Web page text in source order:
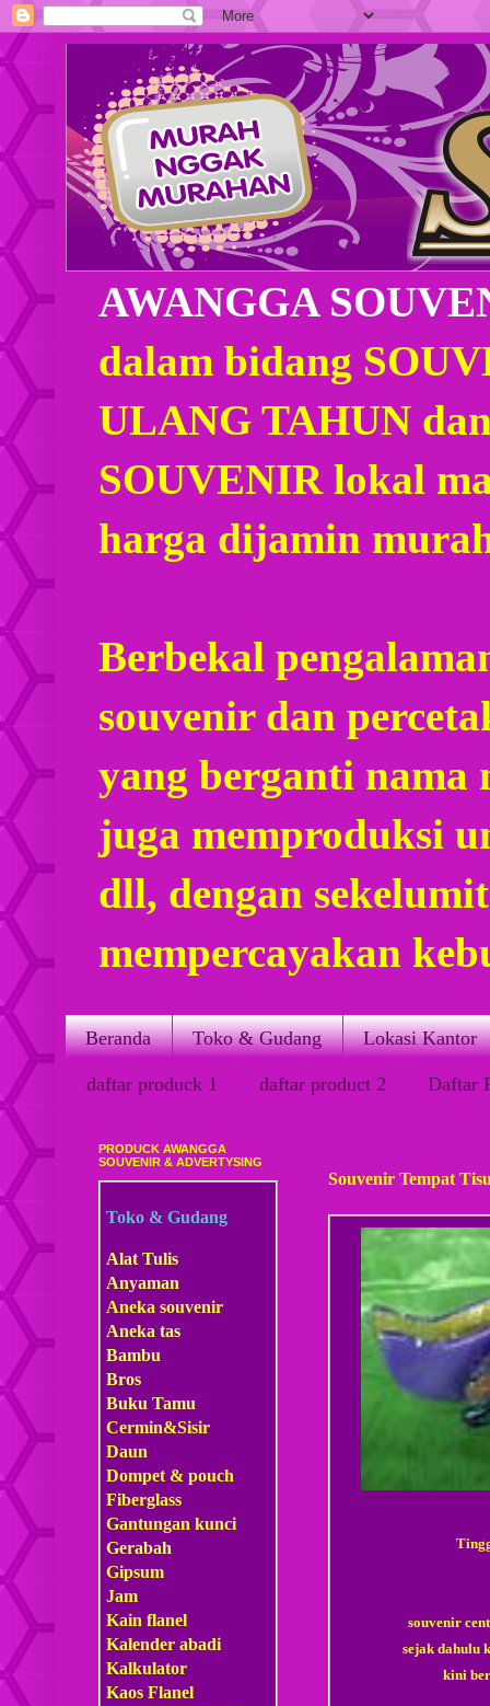
AWANGGA
dalam bidang
ULANG TAHUN
SOUVENIR lokal
harga dijamin
Berbekal
souvenir dan
yang berganti nama
juga memproduksi
dll, dengan
mempercayakan
Beranda Toko & Gudang Lokasi Kantor
daftar produck 1 daftar product 2 Daftar
Souvenir Tempat
souvenir
sejak dahulu
kini
PRODUCK AWANGGA
SOUVENIR & ADVERTYSING
Toko & Gudang
Alat Tulis
Anyaman
Aneka souvenir
Aneka tas
Bambu
Bros
Buku Tamu
Cermin&Sisir
Daun
Dompet & pouch
Fiberglass
Gantungan kunci
Gerabah
Gipsum
Jam
Kain flanel
Kalender abadi
Kalkulator
Kaos Flanel